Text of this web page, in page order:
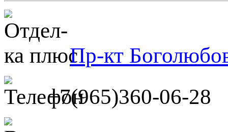
Пр-кт
+7(965)360-06-28